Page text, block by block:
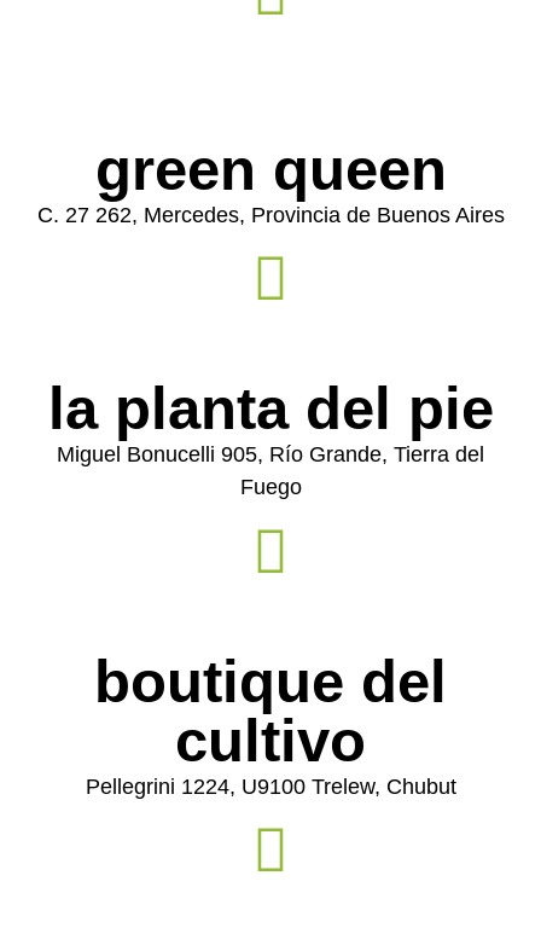
green queen
C. 27 262, Mercedes, Provincia de Buenos Aires
la planta del pie
Miguel Bonucelli 905, Río Grande, Tierra del
Fuego
boutique del
cultivo
Pellegrini 1224, U9100 Trelew, Chubut